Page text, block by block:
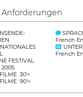
Anforderungen
FESTIVAL
2005
30'<
90'<
French
French